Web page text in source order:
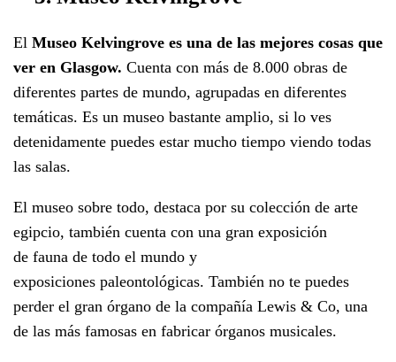
El Museo Kelvingrove es una de las mejores cosas que
ver en Glasgow. Cuenta con más de 8.000 obras de
diferentes partes de mundo, agrupadas en diferentes
temáticas. Es un museo bastante amplio, si lo ves
detenidamente puedes estar mucho tiempo viendo todas
las salas.
El museo sobre todo, destaca por su colección de arte
egipcio, también cuenta con una gran exposición
de fauna de todo el mundo y
exposiciones paleontológicas. También no te puedes
perder el gran órgano de la compañía Lewis & Co, una
de las más famosas en fabricar órganos musicales.